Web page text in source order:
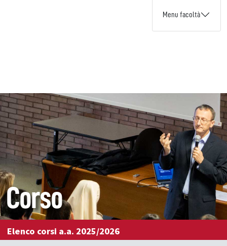
Menu facoltà
Corso
Elenco corsi a.a. 2025/2026